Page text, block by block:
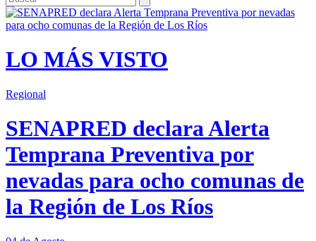
LO MÁS VISTO
Regional
SENAPRED declara Alerta
Temprana Preventiva por
nevadas para ocho comunas de
la Región de Los Ríos